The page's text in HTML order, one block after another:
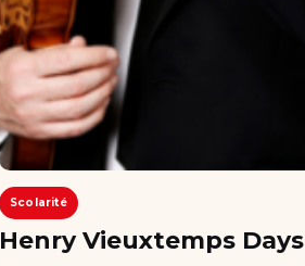
Scolarité
Henry Vieuxtemps Days